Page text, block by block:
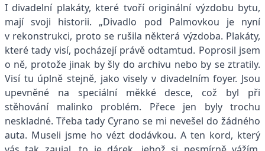
I divadelní plakáty, které tvoří originální výzdobu bytu,
mají svoji historii. „Divadlo pod Palmovkou je nyní
v rekonstrukci, proto se rušila některá výzdoba. Plakáty,
které tady visí, pocházejí právě odtamtud. Poprosil jsem
o ně, protože jinak by šly do archivu nebo by se ztratily.
Visí tu úplně stejně, jako visely v divadelním foyer. Jsou
upevněné na speciální měkké desce, což byl při
stěhování malinko problém. Přece jen byly trochu
neskladné. Třeba tady Cyrano se mi nevešel do žádného
auta. Museli jsme ho vézt dodávkou. A ten kord, který